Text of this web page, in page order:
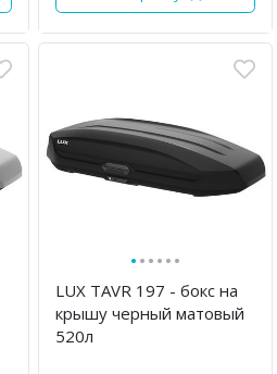
······
LUX TAVR 197 - бокс на
крышу черный матовый
520л